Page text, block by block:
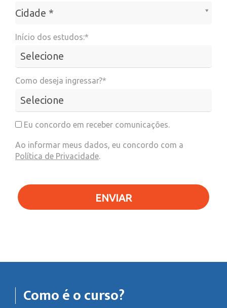
Cidade *
Cidade*
Início dos estudos:*
Como deseja ingressar?*
Eu concordo em receber comunicações.
Ao informar meus dados, eu concordo com a
Política de Privacidade.
ENVIAR
Como é o curso?